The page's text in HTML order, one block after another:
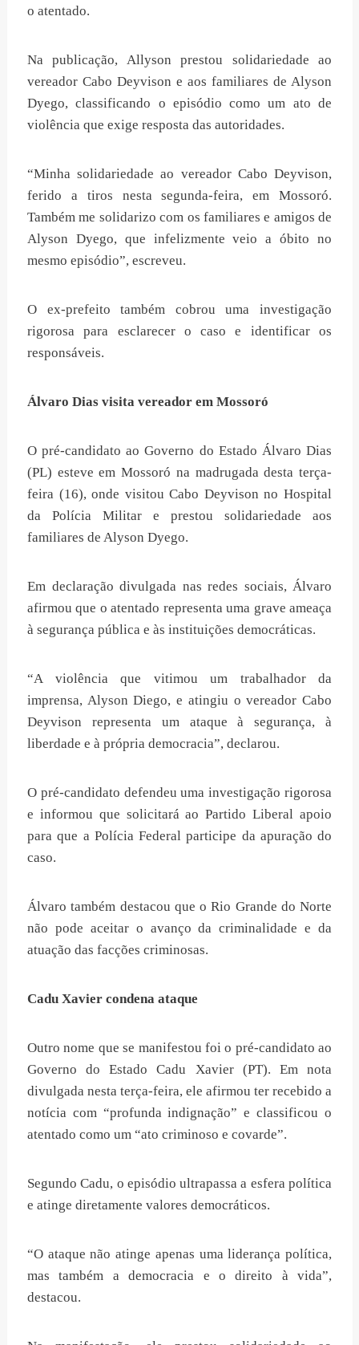
o atentado.
Na publicação, Allyson prestou solidariedade ao
vereador Cabo Deyvison e aos familiares de Alyson
Dyego, classificando o episódio como um ato de
violência que exige resposta das autoridades.
“Minha solidariedade ao vereador Cabo Deyvison,
ferido a tiros nesta segunda-feira, em Mossoró.
Também me solidarizo com os familiares e amigos de
Alyson Dyego, que infelizmente veio a óbito no
mesmo episódio”, escreveu.
O ex-prefeito também cobrou uma investigação
rigorosa para esclarecer o caso e identificar os
responsáveis.
Álvaro Dias visita vereador em Mossoró
O pré-candidato ao Governo do Estado Álvaro Dias
(PL) esteve em Mossoró na madrugada desta terça-
feira (16), onde visitou Cabo Deyvison no Hospital
da Polícia Militar e prestou solidariedade aos
familiares de Alyson Dyego.
Em declaração divulgada nas redes sociais, Álvaro
afirmou que o atentado representa uma grave ameaça
à segurança pública e às instituições democráticas.
“A violência que vitimou um trabalhador da
imprensa, Alyson Diego, e atingiu o vereador Cabo
Deyvison representa um ataque à segurança, à
liberdade e à própria democracia”, declarou.
O pré-candidato defendeu uma investigação rigorosa
e informou que solicitará ao Partido Liberal apoio
para que a Polícia Federal participe da apuração do
caso.
Álvaro também destacou que o Rio Grande do Norte
não pode aceitar o avanço da criminalidade e da
atuação das facções criminosas.
Cadu Xavier condena ataque
Outro nome que se manifestou foi o pré-candidato ao
Governo do Estado Cadu Xavier (PT). Em nota
divulgada nesta terça-feira, ele afirmou ter recebido a
notícia com “profunda indignação” e classificou o
atentado como um “ato criminoso e covarde”.
Segundo Cadu, o episódio ultrapassa a esfera política
e atinge diretamente valores democráticos.
“O ataque não atinge apenas uma liderança política,
mas também a democracia e o direito à vida”,
destacou.